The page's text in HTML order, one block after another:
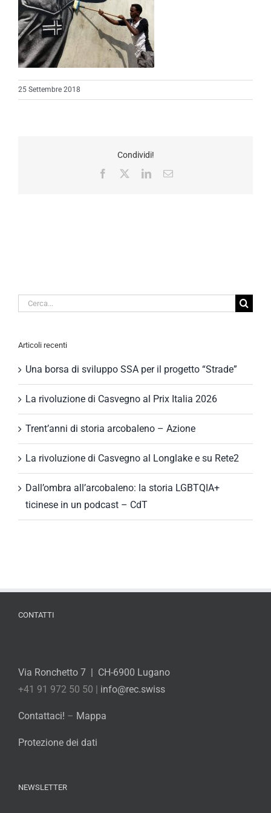
25 Settembre 2018
Condividi!
Facebook
LinkedInEmail
Cerca
Articoli recenti
Una borsa di sviluppo SSA per il progetto “Strade”
La rivoluzione di Casvegno al Prix Italia 2026
Trent’anni di storia arcobaleno – Azione
La rivoluzione di Casvegno al Longlake e su Rete2
Dall’ombra all’arcobaleno: la storia LGBTQIA+
ticinese in un podcast – CdT
CONTATTI
Via Ronchetto 7 | CH-6900 Lugano
+41 91 972 50 50 | info@rec.swiss
Contattaci! – Mappa
Protezione dei dati
NEWSLETTER